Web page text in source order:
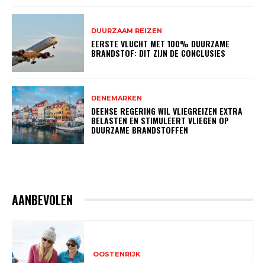
DUURZAAM REIZEN
EERSTE VLUCHT MET 100% DUURZAME
BRANDSTOF: DIT ZIJN DE CONCLUSIES
DENEMARKEN
DEENSE REGERING WIL VLIEGREIZEN EXTRA
BELASTEN EN STIMULEERT VLIEGEN OP
DUURZAME BRANDSTOFFEN
AANBEVOLEN
OOSTENRIJK